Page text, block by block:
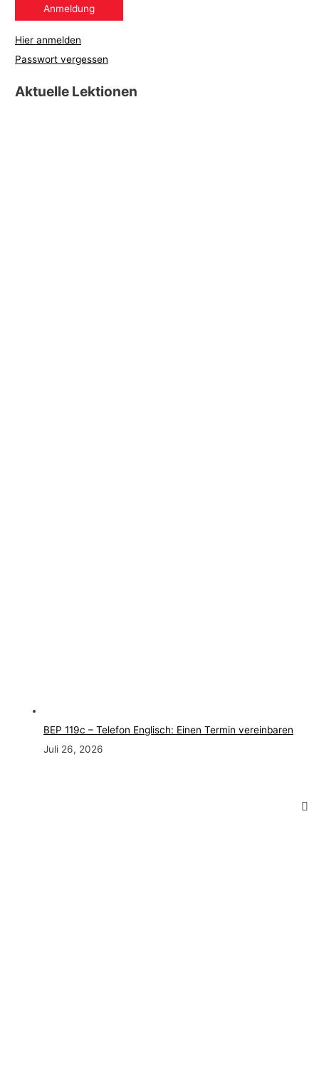
Hier anmelden
Passwort vergessen
Aktuelle Lektionen
BEP 119c – Telefon Englisch: Einen Termin vereinbaren
Juli 26, 2026